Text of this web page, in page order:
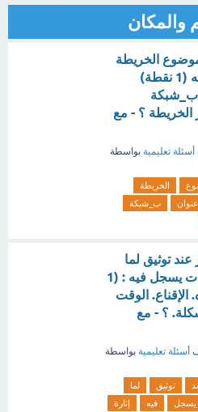
والمكان
الخريطة
والمكان الذي تمثله (1 نقطة)
ب_شبكة
الخريطة ؟ - مع
أسئلة تعليمية بواسطة
الخريطة
ب_شبكة
توثيق لما
يدور في الاجتماعات يسجل فيه : (1
الإقناع. الوقت
؟ - مع
أسئلة تعليمية بواسطة
توثيق
لما
يسجل فيه
إثارة